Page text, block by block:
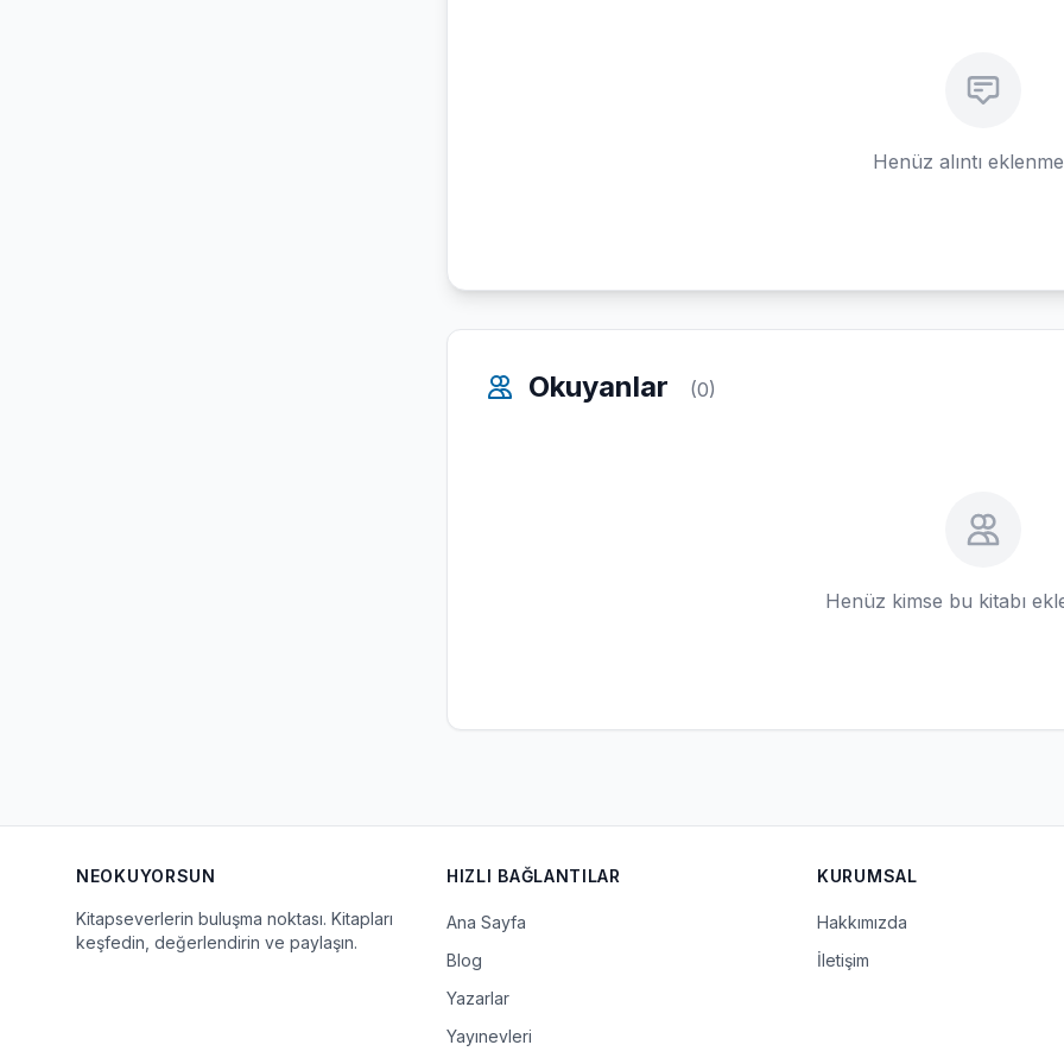
Henüz alıntı
Okuyanlar (0)
Henüz kimse bu kitabı
NEOKUYORSUN
Kitapseverlerin buluşma noktası. Kitapları
keşfedin, değerlendirin ve paylaşın.
HIZLI BAĞLANTILAR
Ana Sayfa
Blog
Yazarlar
Yayınevleri
KURUMSAL
Hakkımızda
İletişim